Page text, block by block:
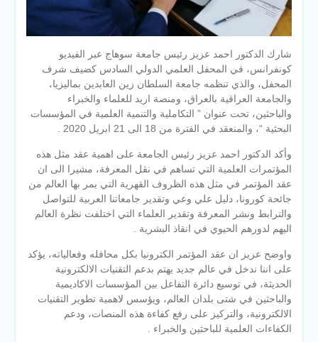
شارك الدكتور احمد عزيز رئيس جامعة سوهاج عبر الفيديو
كونفرانس، في المحفل العلمي الدولي السادس كضيف شرف
المحفل، والذي تنظمه جامعة السلطان زين العابدين بماليزيا،
والجامعة العراقية بالعراق، ومنصة اريد للعلماء والخبراء
والباحثين، تحت عنوان ” التكاملية والتنمية العلمية في المؤسسات
البحثية “، والمنعقد في الفترة من 18 الى 21 ابريل 2020 .
وأكد الدكتور احمد عزيز رئيس الجامعة على اهمية عقد مثل هذه
المؤتمرات العلمية التي تساهم في نقل المعرفة، مشيرا الى ان
عقد المؤتمر في مثل هذه الظروف القهرية التي يمر بها العالم من
جائحة كورونا، دليل علي وعي وتقدير جامعاتنا العربية للتواصل
والترابط ونشر المعرفة وتقدير العلماء التي اختلفت نظرة العالم
اليهم لدورهم الحيوي في انقاذ البشرية .
واوضح عزيز ان عقد المؤتمر الكترونيا بكل محافله وفعالياته، يؤكد
على اننا ندخل في عالم جديد يهتم بدعم التقنيات الالكترونية
الحديثة، في توسيع دائرة التفاعل بين المؤسسات الاكاديمية
والباحثين في شتى بلدان العالم، ويؤسس لاهمية تطوير التقنيات
الالكترونية، والتركيز على رفع كفاءة هذه المنصات، ودعم
الكفاءات العلمية للباحثين والخبراء .